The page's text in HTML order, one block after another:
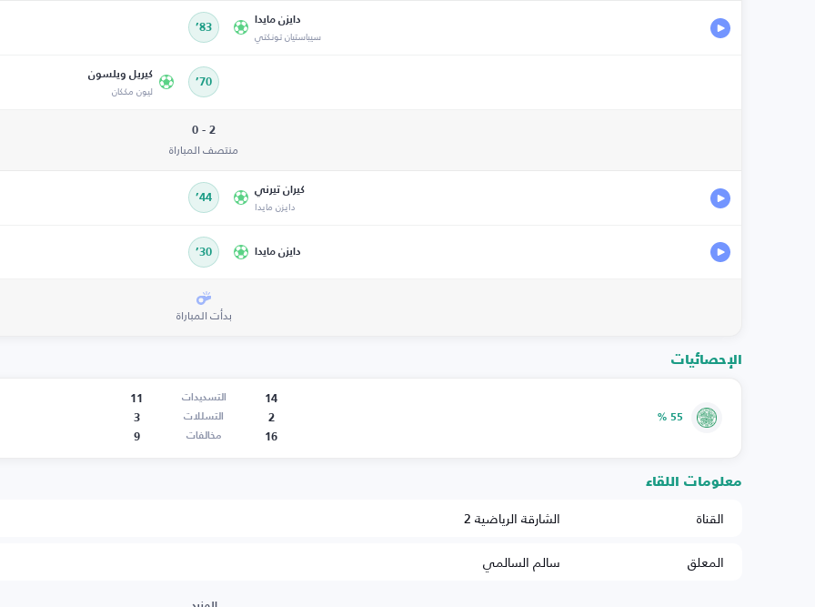
دايزن مايدا
سيباستيان تونكتي 83’
70’
كيريل ويلسون
ليون مككان
2 - 0
منتصف المباراة
كيران تيرني
دايزن مايدا 44’
دايزن مايدا 30’
بدأت المباراة
الإحصائيات
55 %
14 التسديدات
11
2
التسللات
3
16
مخالفات 9
معلومات اللقاء
القناة
الشارقة الرياضية 2
المعلق
سالم السالمي